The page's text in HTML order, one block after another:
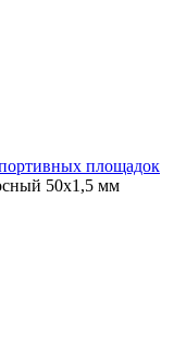
площадок
50х1,5 мм